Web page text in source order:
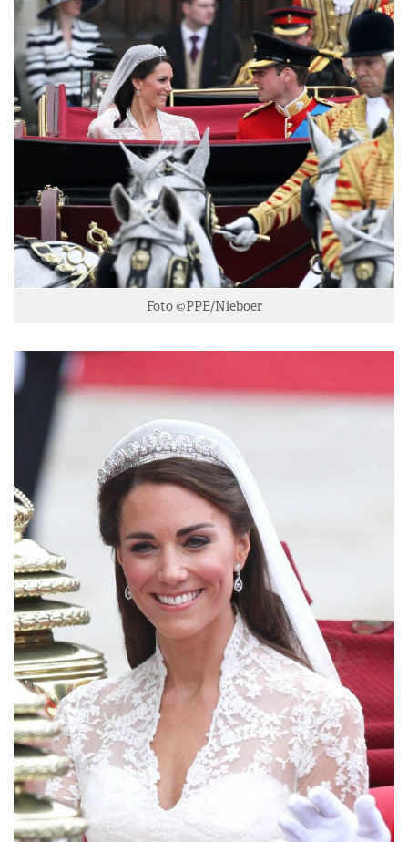
Foto ©PPE/Nieboer